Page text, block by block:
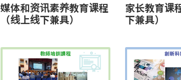
媒体和资讯素养教育课程
（线上线下兼具）
家长教育课
下兼具）